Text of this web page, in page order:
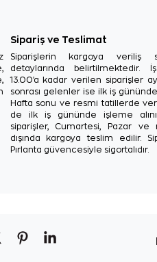
Sipariş ve Teslimat
Siparişlerin kargoya veriliş
detaylarında belirtilmektedir.
13.00'a kadar verilen siparişler
sonrası gelenler ise ilk iş gününde
Hafta sonu ve resmi tatillerde
de ilk iş gününde işleme
siparişler, Cumartesi, Pazar ve
dışında kargoya teslim edilir.
Pırlanta güvencesiyle sigortalıdır.